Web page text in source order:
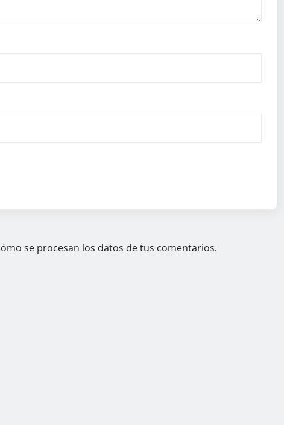
se procesan los datos de tus comentarios.